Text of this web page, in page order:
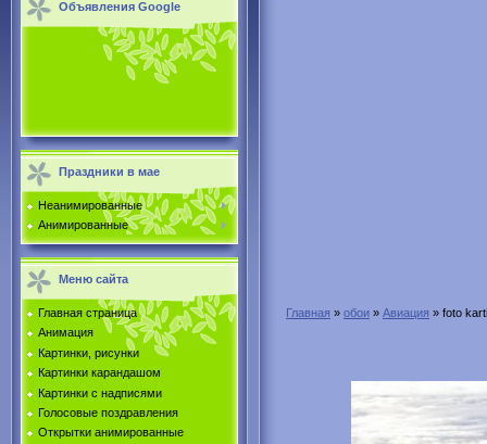
Объявления Google
Праздники в мае
Неанимированные
Анимированные
Меню сайта
Главная страница
Анимация
Картинки, рисунки
Картинки карандашом
Картинки с надписями
Голосовые поздравления
Открытки анимированные
Главная » обои » Авиация » foto